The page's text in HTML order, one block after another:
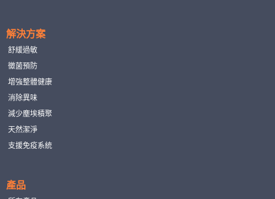
解決方案
舒緩過敏
黴菌預防
增強整體健康
消除異味
減少塵埃積聚
天然潔淨
支援免疫系統
產品